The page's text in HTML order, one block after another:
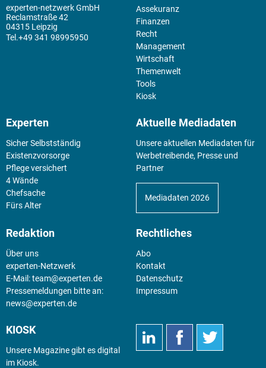
experten-netzwerk GmbH
Reclamstraße 42
04315 Leipzig
+49 341 98995950
Assekuranz
Finanzen
Recht
Management
Wirtschaft
Themenwelt
Tools
Kiosk
Experten
Sicher Selbstständig
Existenz­vorsorge
Pflege versichert
4 Wände
Chefsache
Fürs Alter
Aktuelle Mediadaten
Unsere aktuellen Mediadaten für
Werbetreibende, Presse und
Partner
Mediadaten 2026
Redaktion
Über uns
experten-Netzwerk
E-Mail:team@experten.de
Pressemeldungen bitte an:
news@experten.de
Rechtliches
Abo
Kontakt
Datenschutz
Impressum
KIOSK
Unsere Magazine gibt es digital
im Kiosk.